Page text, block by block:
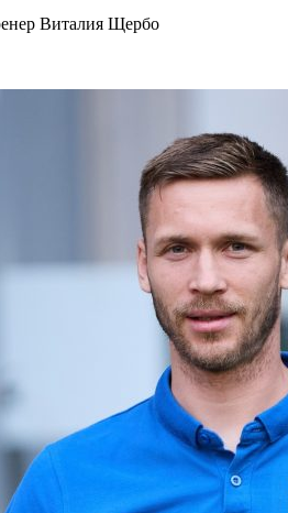
Виталия Щербо